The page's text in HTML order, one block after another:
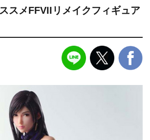
スメFFVIIリメイクフィギュア